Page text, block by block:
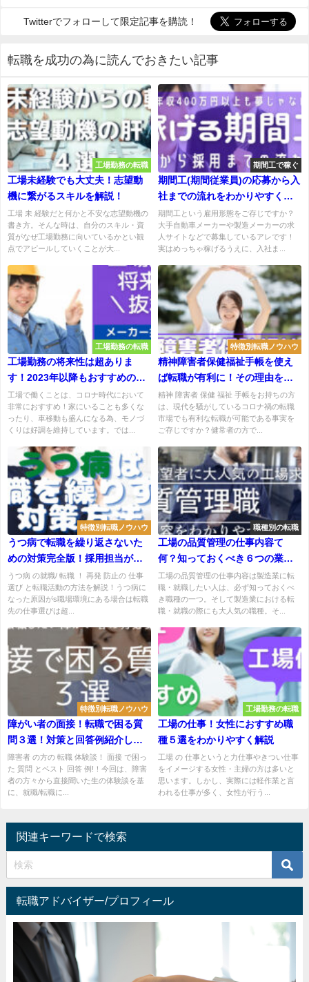
Twitterでフォローして限定記事を購読！
転職を成功の為に読んでおきたい記事
工場勤務の転職
工場未経験でも大丈夫！志望動
機に繋がるスキルを解説！
工場 未 経験だと何かと不安な志望動機の
書き方。そんな時は、自分のスキル・資
質がなぜ工場勤務に向いているかとい観
点でアピールしていくことが大...
期間工で稼ぐ
期間工(期間従業員)の応募から入
社までの流れをわかりやすく解
説
期間工という雇用形態をご存じですか？
大手自動車メーカーや製造メーカーの求
人サイトなどで募集しているアレです！
実はめっちゃ稼げるうえに、入社ま...
工場勤務の転職
工場勤務の将来性は超ありま
す！2023年以降もおすすめの理
由解説
工場で働くことは、コロナ時代において
非常におすすめ！家にいることも多くな
ったり、車移動も盛んになる為、モノづ
くりは好調を維持しています。では...
特徴別転職ノウハウ
精神障害者保健福祉手帳を使え
ば転職が有利に！その理由を解
説
精神 障害者 保健 福祉 手帳をお持ちの方
は、現代を騒がしているコロナ禍の転職
市場でも有利な転職が可能である事実を
ご存じですか？健常者の方で...
特徴別転職ノウハウ
うつ病で転職を繰り返さないた
めの対策完全版！採用担当が解
説
うつ病 の就職/ 転職 ！ 再発 防止の 仕事
選び と転職活動の方法を解説！うつ病に
なった原因がs職場環境にある場合は転職
先の仕事選びは超...
職種別の転職
工場の品質管理の仕事内容て
何？知っておくべき６つの業務
解説
工場の品質管理の仕事内容は製造業に転
職・就職したい人は、必ず知っておくべ
き職種の一つ。そして製造業における転
職・就職の際にも大人気の職種。そ...
特徴別転職ノウハウ
障がい者の面接！転職で困る質
問３選！対策と回答例紹介しま
す
障害者 の方の 転職 体験談！ 面接 で困っ
た 質問 とベスト 回答 例!！今回は、障害
者の方々から直接聞いた生の体験談を基
に、就職/転職に...
工場勤務の転職
工場の仕事！女性におすすめ職
種５選をわかりやすく解説
工場 の 仕事というと力仕事やきつい仕事
をイメージする女性・主婦の方は多いと
思います。しかし、実際には軽作業と言
われる仕事が多く、女性が行う...
関連キーワードで検索
転職アドバイザー/プロフィール